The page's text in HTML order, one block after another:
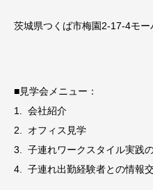
茨城県つくば市梅園2-17-4モ
■見学会メニュー：
1. 会社紹介
2. オフィス見学
3. 子連れワークスタイル実践
4. 子連れ出勤経験者との情報